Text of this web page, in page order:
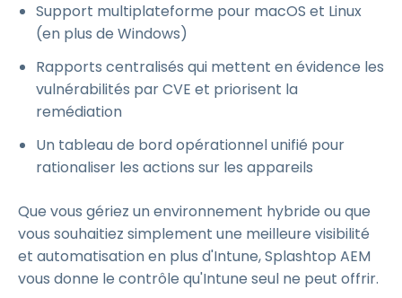
Support multiplateforme pour macOS et Linux
(en plus de Windows)
Rapports centralisés qui mettent en évidence les
vulnérabilités par CVE et priorisent la
remédiation
Un tableau de bord opérationnel unifié pour
rationaliser les actions sur les appareils
Que vous gériez un environnement hybride ou que
vous souhaitiez simplement une meilleure visibilité
et automatisation en plus d'Intune, Splashtop AEM
vous donne le contrôle qu'Intune seul ne peut offrir.